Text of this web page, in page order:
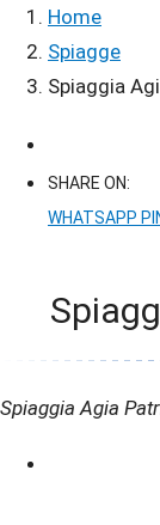
Home
Spiagge
Spiaggia
SHARE ON:
WHATSAPP
Spiaggia Agia